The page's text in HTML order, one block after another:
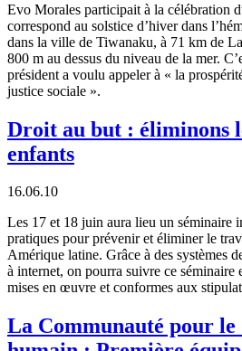
Evo Morales participait à la célébration
correspond au solstice d’hiver dans
dans la ville de Tiwanaku, à 71 km de
800 m au dessus du niveau de la mer.
président a voulu appeler à « la
justice sociale ».
Droit au but : éliminons
enfants
16.06.10
Les 17 et 18 juin aura lieu un séminaire
pratiques pour prévenir et éliminer le
Amérique latine. Grâce à des systèmes
à internet, on pourra suivre ce séminaire
mises en œuvre et conformes aux
La Communauté pour le